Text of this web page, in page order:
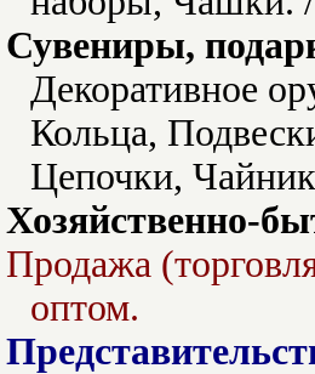
Сувениры,
Декоративное
Кольца,
Цепочки,
Хозяйственно-
Продажа
оптом.